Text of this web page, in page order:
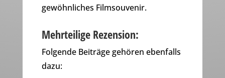
gewöhnliches Filmsouvenir.
Mehrteilige Rezension:
Folgende Beiträge gehören ebenfalls
dazu: